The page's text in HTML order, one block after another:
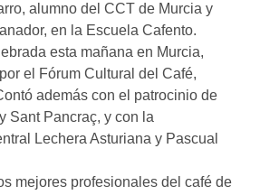
alumno del CCT de Murcia y
en la Escuela Cafento.
esta mañana en Murcia,
el Fórum Cultural del Café,
además con el patrocinio de
Sant Pancraç, y con la
Lechera Asturiana y Pascual
mejores profesionales del café de